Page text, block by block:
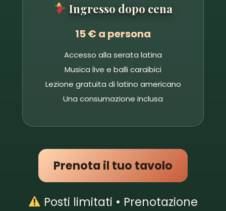
Ingresso dopo cena
15 € a persona
Accesso alla serata latina
Musica live e balli caraibici
Lezione gratuita di latino americano
Una consumazione inclusa
Prenota il tuo tavolo
Posti limitati • Prenotazione